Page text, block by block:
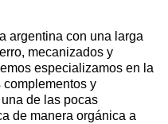
argentina con una larga
mecanizados y
especializamos en la
y
de las pocas
de manera orgánica a